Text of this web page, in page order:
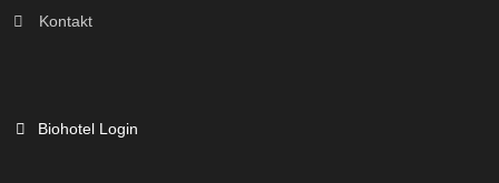
Kontakt
Biohotel Login